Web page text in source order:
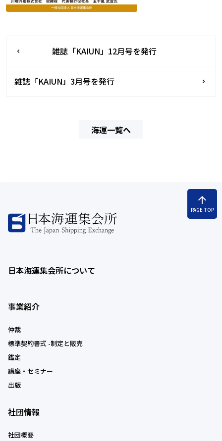
雑誌「KAIUN」12月号を発行
雑誌「KAIUN」3月号を発行
海運一覧へ
arrow_upward
PAGE TOP
日本海運集会所について
事業紹介
仲裁
標準契約書式 -制定と販売
鑑定
講座・セミナー
出版
社団情報
社団概要